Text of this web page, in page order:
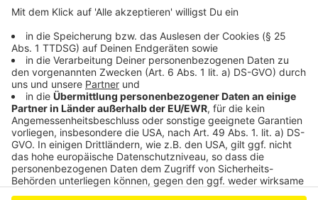
Anzeige
Anzeige